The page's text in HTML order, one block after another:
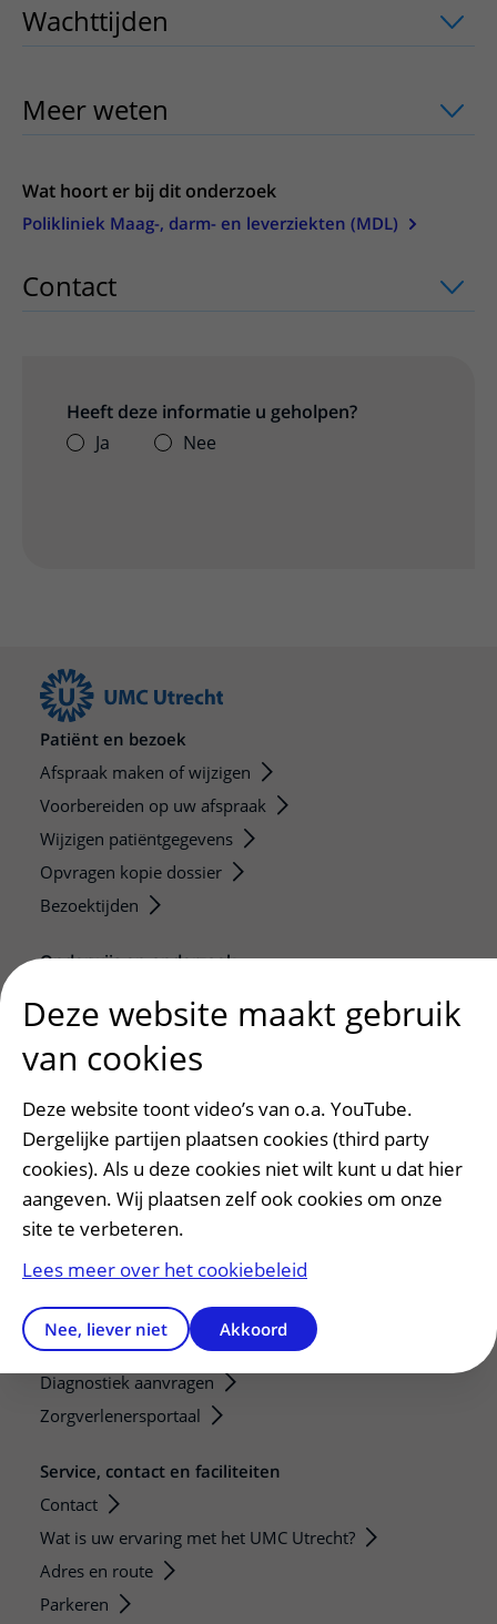
Het Wilhelmina Kinderziekenhuis
Wachttijden uitklapper, klik om te
Meer weten uitklapper, klik om te
Wat hoort er bij dit onderzoek
Polikliniek Maag-, darm- en leverziekten (MDL)
Contact uitklapper, klik om te openen
Heeft deze informatie u geholpen?
Ja
Nee
Patiënt en bezoek
Afspraak maken of wijzigen
Voorbereiden op uw afspraak
Wijzigen patiëntgegevens
Opvragen kopie dossier
Bezoektijden
Onderwijs en onderzoek
De Nieuwe Utrechtse School
Stage en opleidingsplaatsen
Strategic programs
Research groups
Researchers
Research technologies
Verwijzers
Mijn patiënt verwijzen
Teleconsult aanvragen
Diagnostiek aanvragen
Zorgverlenersportaal
Service, contact en faciliteiten
Contact
Wat is uw ervaring met het UMC Utrecht?
Adres en route
Parkeren
Deze website maakt gebruik
van cookies
Deze website toont video’s van o.a. YouTube.
Dergelijke partijen plaatsen cookies (third party
cookies). Als u deze cookies niet wilt kunt u dat hier
aangeven. Wij plaatsen zelf ook cookies om onze
site te verbeteren.
Lees meer over het cookiebeleid
Nee, liever niet Akkoord